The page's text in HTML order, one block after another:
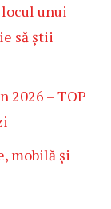
unui
să știi
2026 – TOP
mobilă și